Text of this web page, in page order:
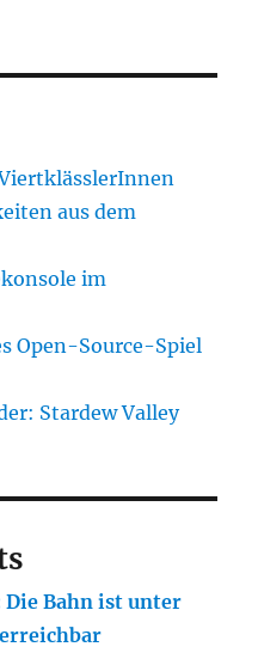
aus dem
im
Open-Source-Spiel
Stardew Valley
Bahn ist unter